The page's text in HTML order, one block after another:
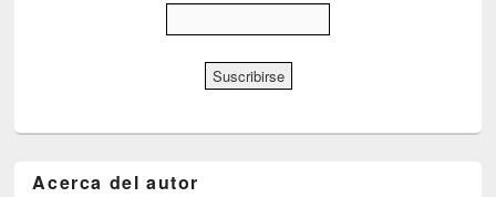
Acerca del autor